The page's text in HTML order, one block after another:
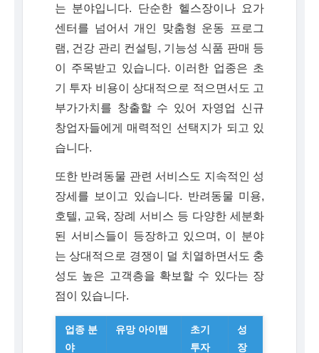
는 분야입니다. 단순한 헬스장이나 요가
센터를 넘어서 개인 맞춤형 운동 프로그
램, 건강 관리 컨설팅, 기능성 식품 판매 등
이 주목받고 있습니다. 이러한 업종은 초
기 투자 비용이 상대적으로 적으면서도 고
부가가치를 창출할 수 있어 자영업 신규
창업자들에게 매력적인 선택지가 되고 있
습니다.
또한 반려동물 관련 서비스도 지속적인 성
장세를 보이고 있습니다. 반려동물 미용,
호텔, 교육, 장례 서비스 등 다양한 세분화
된 서비스들이 등장하고 있으며, 이 분야
는 상대적으로 경쟁이 덜 치열하면서도 충
성도 높은 고객층을 확보할 수 있다는 장
점이 있습니다.
업종 분
야
유망 아이템
초기
투자
성
장